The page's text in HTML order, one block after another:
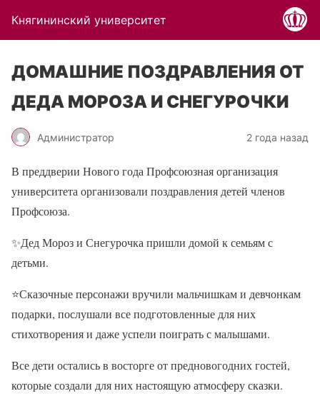
Княгининский университет
ДОМАШНИЕ ПОЗДРАВЛЕНИЯ ОТ
ДЕДА МОРОЗА И СНЕГУРОЧКИ
Администратор 2 года назад
В преддверии Нового года Профсоюзная организация
университета организовали поздравления детей членов
Профсоюза.
✨Дед Мороз и Снегурочка пришли домой к семьям с
детьми.
⭐️Сказочные персонажи вручили мальчишкам и девчонкам
подарки, послушали все подготовленные для них
стихотворения и даже успели поиграть с малышами.
Все дети остались в восторге от предновогодних гостей,
которые создали для них настоящую атмосферу сказки.